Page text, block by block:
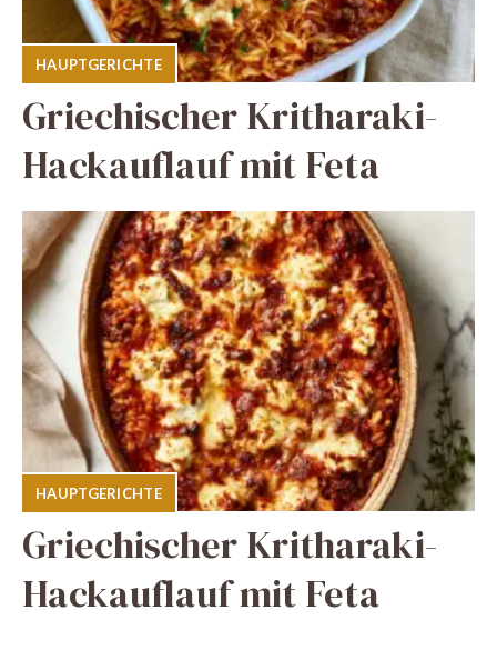
HAUPTGERICHTE
Griechischer Kritharaki-
Hackauflauf mit Feta
HAUPTGERICHTE
Griechischer Kritharaki-
Hackauflauf mit Feta